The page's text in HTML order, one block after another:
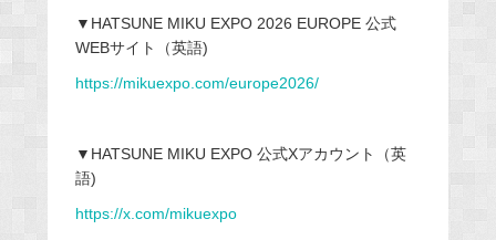
▼HATSUNE MIKU EXPO 2026 EUROPE 公式
WEBサイト（英語)
https://mikuexpo.com/europe2026/
▼HATSUNE MIKU EXPO 公式Xアカウント（英
語)
https://x.com/mikuexpo